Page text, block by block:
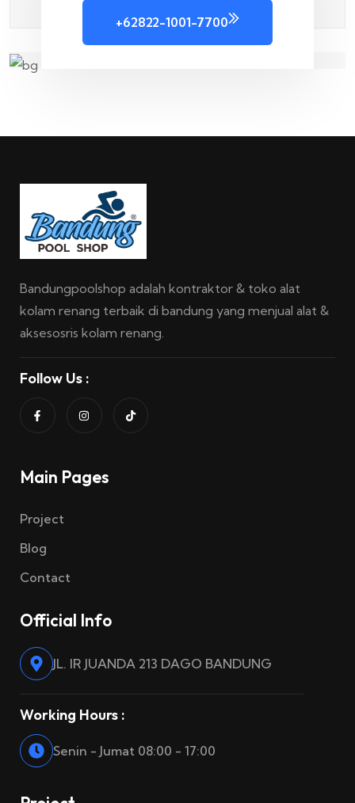
+62822-1001-7700
Bandungpoolshop adalah kontraktor & toko alat
kolam renang terbaik di bandung yang menjual alat &
aksesosris kolam renang.
Follow Us :
Main Pages
Project
Blog
Contact
Official Info
JL. IR JUANDA 213 DAGO BANDUNG
Working Hours :
Senin - Jumat 08:00 - 17:00